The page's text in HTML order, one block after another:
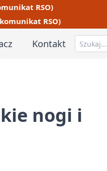
RSO)
RSO)
Kontakt
nogi i